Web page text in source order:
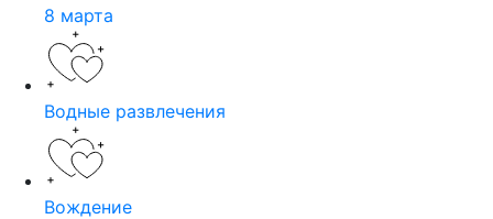
8 марта
Водные развлечения
Вождение